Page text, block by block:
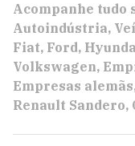
Acompanhe tudo
Autoindústria
Fiat Ford
Volkswagen
Empresas alemãs
Renault Sandero